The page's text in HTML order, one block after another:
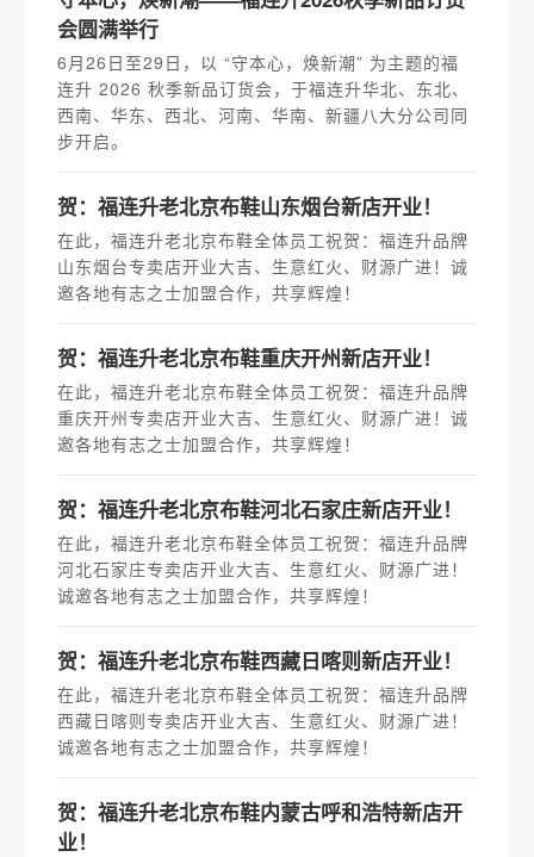
会圆满举行
6月26日至29日，以 “守本心，焕新潮” 为主题的福
连升 2026 秋季新品订货会，于福连升华北、东北、
西南、华东、西北、河南、华南、新疆八大分公司同
步开启。
贺：福连升老北京布鞋山东烟台新店开业！
在此，福连升老北京布鞋全体员工祝贺：福连升品牌
山东烟台专卖店开业大吉、生意红火、财源广进！诚
邀各地有志之士加盟合作，共享辉煌！
贺：福连升老北京布鞋重庆开州新店开业！
在此，福连升老北京布鞋全体员工祝贺：福连升品牌
重庆开州专卖店开业大吉、生意红火、财源广进！诚
邀各地有志之士加盟合作，共享辉煌！
贺：福连升老北京布鞋河北石家庄新店开业！
在此，福连升老北京布鞋全体员工祝贺：福连升品牌
河北石家庄专卖店开业大吉、生意红火、财源广进！
诚邀各地有志之士加盟合作，共享辉煌！
贺：福连升老北京布鞋西藏日喀则新店开业！
在此，福连升老北京布鞋全体员工祝贺：福连升品牌
西藏日喀则专卖店开业大吉、生意红火、财源广进！
诚邀各地有志之士加盟合作，共享辉煌！
贺：福连升老北京布鞋内蒙古呼和浩特新店开
业！